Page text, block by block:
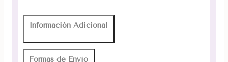
Información Adicional
Formas de Envío